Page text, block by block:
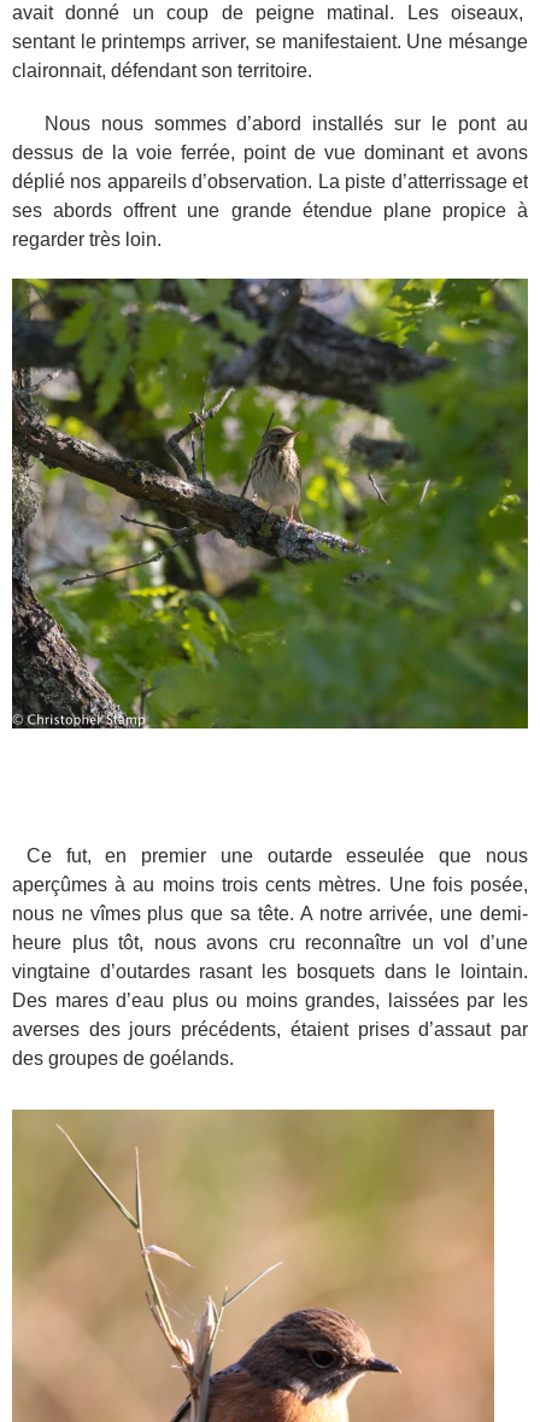
avait donné un coup de peigne matinal. Les oiseaux,
sentant le printemps arriver, se manifestaient. Une mésange
claironnait, défendant son territoire.
Nous nous sommes d’abord installés sur le pont au
dessus de la voie ferrée, point de vue dominant et avons
déplié nos appareils d’observation. La piste d’atterrissage et
ses abords offrent une grande étendue plane propice à
regarder très loin.
Ce fut, en premier une outarde esseulée que nous
aperçûmes à au moins trois cents mètres. Une fois posée,
nous ne vîmes plus que sa tête. A notre arrivée, une demi-
heure plus tôt, nous avons cru reconnaître un vol d’une
vingtaine d’outardes rasant les bosquets dans le lointain.
Des mares d’eau plus ou moins grandes, laissées par les
averses des jours précédents, étaient prises d’assaut par
des groupes de goélands.